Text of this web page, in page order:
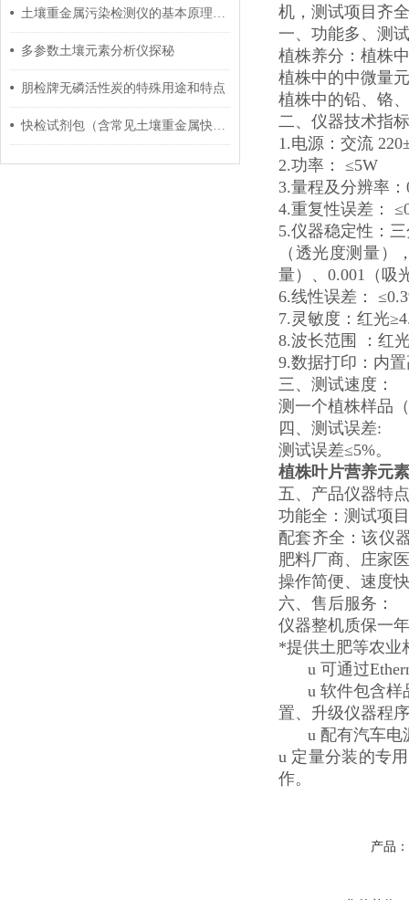
土壤重金属污染检测仪的基本原理分析
多参数土壤元素分析仪探秘
朋检牌无磷活性炭的特殊用途和特点
快检试剂包（含常见土壤重金属快检）的工艺及出厂技术路线
机，测试项目齐
一、功能多、测
植株养分：植株
植株中的中微量
植株中的铅、铬
二、仪器技术指
1.电源：交流
2.功率： ≤5W
3.量程及分辨率：
4.重复性误差：
5.仪器稳定性：
（透光度测量
量）、0.001（吸
6.线性误差：
7.灵敏度：红光
8.波长范围 ：红
9.数据打印：内
三、测试速度：
测一个植株样品
四、测试误差:
测试误差≤5%。
植株叶片营养元
五、产品仪器特
功能全：测试项
配套齐全：该仪
肥料厂商、庄家
操作简便、速度
六、售后服务：
仪器整机质保一
*提供土肥等农业
u 可通过
u 软件包含样
置、升级仪器程
u 配有汽车电
u 定量分装的专
作。
产品：